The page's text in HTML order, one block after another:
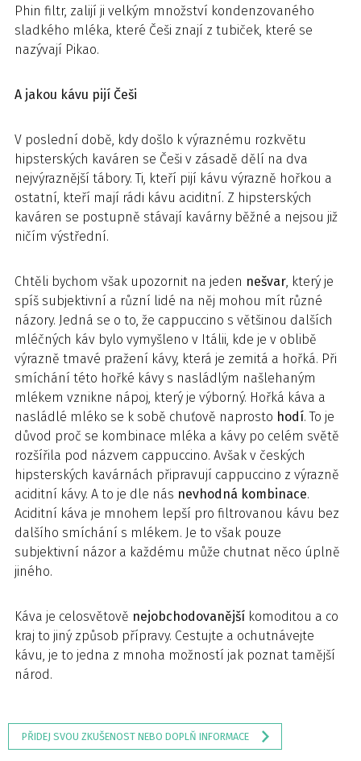
Phin filtr, zalijí ji velkým množství kondenzovaného
sladkého mléka, které Češi znají z tubiček, které se
nazývají Pikao.
A jakou kávu pijí Češi
V poslední době, kdy došlo k výraznému rozkvětu
hipsterských kaváren se Češi v zásadě dělí na dva
nejvýraznější tábory. Ti, kteří pijí kávu výrazně hořkou a
ostatní, kteří mají rádi kávu aciditní. Z hipsterských
kaváren se postupně stávají kavárny běžné a nejsou již
ničím výstřední.
Chtěli bychom však upozornit na jeden nešvar, který je
spíš subjektivní a různí lidé na něj mohou mít různé
názory. Jedná se o to, že cappuccino s většinou dalších
mléčných káv bylo vymyšleno v Itálii, kde je v oblibě
výrazně tmavé pražení kávy, která je zemitá a hořká. Při
smíchání této hořké kávy s nasládlým našlehaným
mlékem vznikne nápoj, který je výborný. Hořká káva a
nasládlé mléko se k sobě chuťově naprosto hodí. To je
důvod proč se kombinace mléka a kávy po celém světě
rozšířila pod názvem cappuccino. Avšak v českých
hipsterských kavárnách připravují cappuccino z výrazně
aciditní kávy. A to je dle nás nevhodná kombinace.
Aciditní káva je mnohem lepší pro filtrovanou kávu bez
dalšího smíchání s mlékem. Je to však pouze
subjektivní názor a každému může chutnat něco úplně
jiného.
Káva je celosvětově nejobchodovanější komoditou a co
kraj to jiný způsob přípravy. Cestujte a ochutnávejte
kávu, je to jedna z mnoha možností jak poznat tamější
národ.
PŘIDEJ SVOU ZKUŠENOST NEBO DOPLŇ INFORMACE